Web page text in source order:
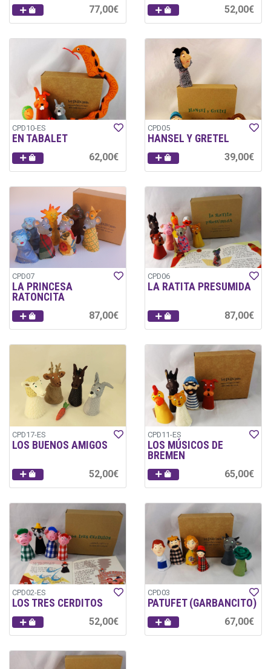
77,00€ 52,00€
CPD10-ES
EN TABALET
62,00€
CPD05
HANSEL Y GRETEL
39,00€
CPD07
LA PRINCESA
RATONCITA
87,00€
CPD06
LA RATITA PRESUMIDA
87,00€
CPD17-ES
LOS BUENOS AMIGOS
52,00€
CPD11-ES
LOS MÚSICOS DE
BREMEN
65,00€
CPD02-ES
LOS TRES CERDITOS
52,00€
CPD03
PATUFET (GARBANCITO)
67,00€